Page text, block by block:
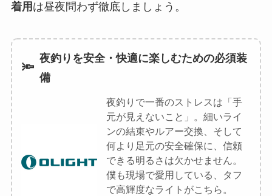
着用 は昼夜問わず徹底しましょう。
🔦
夜釣りを安全・快適に楽しむための必須装
備
夜釣りで一番のストレスは「手
元が見えないこと」。細いライ
ンの結束やルアー交換、そして
何より足元の安全確保に、信頼
できる明るさは欠かせません。
僕も現場で愛用している、タフ
で高輝度なライトがこちら。